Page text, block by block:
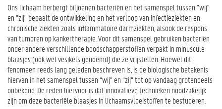
Ons lichaam herbergt biljoenen bacteriën en het samenspel tussen "wij"
en "zij" bepaalt de ontwikkeling en het verloop van infectieziekten en
chronische ziekten zoals inflammatoire darmziekten, alsook de respons
van tumoren op kankertherapie. Voor dit samenspel gebruiken bacteriën
onder andere verschillende boodschapperstoffen verpakt in minuscule
blaasjes (ook wel vesikels genoemd) die ze vrijstellen. Hoewel dit
fenomeen reeds lang geleden beschreven is, is de biologische betekenis
hiervan in het samenspel tussen “wij” en “zij” tot op vandaag grotendeels
onbekend. De reden hiervoor is dat innovatieve technieken noodzakelijk
zijn om deze bacteriële blaasjes in lichaamsvloeistoffen te bestuderen.